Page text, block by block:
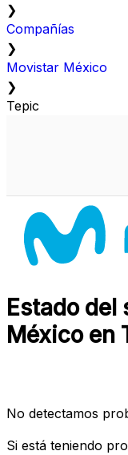
❯
Compañías
❯
Movistar México
❯
Tepic
Estado
México en
No detectamos
Si está teniendo